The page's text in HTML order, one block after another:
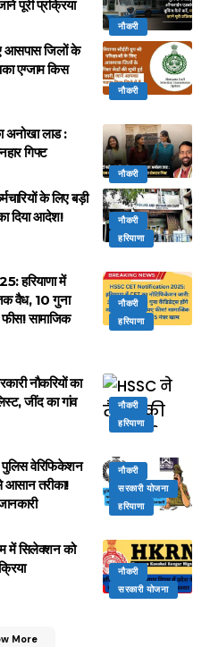
नौकरी
पूरी प्रक्रिया
नौकरी
आसपास जिलों के
एग्जाम किस
नौकरी
अनोखा लाड :
गिफ्ट
नौकरी
हरियाणा
के लिए बड़ी
दिया आदेश!
नौकरी
हरियाणा
में
वैध, 10 गुना
सामाजिक
नौकरी
हरियाणा
नौकरियों का
जींद का गांव
नौकरी
सरकारी योजना
हरियाणा
वेरिफिकेशन
आसान तरीका!
नौकरी
सरकारी योजना
में सिलेक्शन को
More